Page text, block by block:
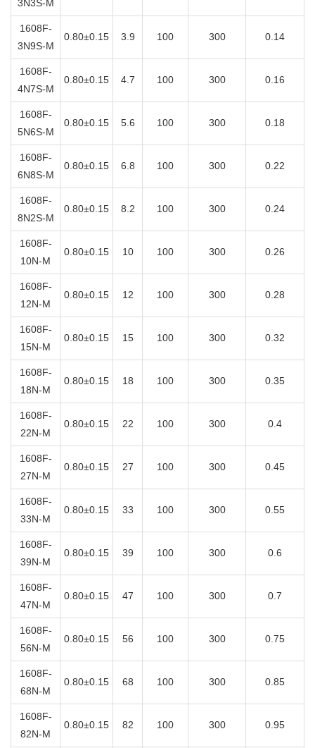
3N3S-M
1608F-
3N9S-M
0.80±0.15 3.9 100 300 0.14
1608F-
4N7S-M
0.80±0.15 4.7 100 300 0.16
1608F-
5N6S-M
0.80±0.15 5.6 100 300 0.18
1608F-
6N8S-M
0.80±0.15 6.8 100 300 0.22
1608F-
8N2S-M
0.80±0.15 8.2 100 300 0.24
1608F-
10N-M
0.80±0.15 10 100 300 0.26
1608F-
12N-M
0.80±0.15 12 100 300 0.28
1608F-
15N-M
0.80±0.15 15 100 300 0.32
1608F-
18N-M
0.80±0.15 18 100 300 0.35
1608F-
22N-M
0.80±0.15 22 100 300 0.4
1608F-
27N-M
0.80±0.15 27 100 300 0.45
1608F-
33N-M
0.80±0.15 33 100 300 0.55
1608F-
39N-M
0.80±0.15 39 100 300 0.6
1608F-
47N-M
0.80±0.15 47 100 300 0.7
1608F-
56N-M
0.80±0.15 56 100 300 0.75
1608F-
68N-M
0.80±0.15 68 100 300 0.85
1608F-
82N-M
0.80±0.15 82 100 300 0.95